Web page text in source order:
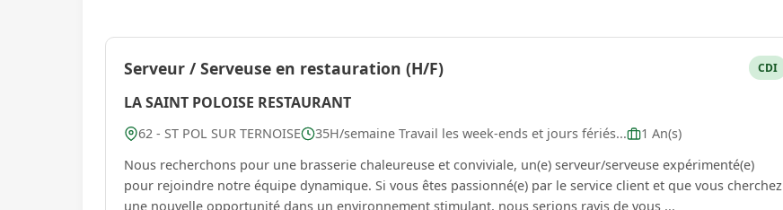
Serveur / Serveuse en restauration (H/F) CDI
LA SAINT POLOISE RESTAURANT
62 - ST POL SUR TERNOISE 35H/semaine Travail les week-ends et jours fériés...
1 An(s)
Nous recherchons pour une brasserie chaleureuse et conviviale, un(e) serveur/serveuse expérimenté(e)
pour rejoindre notre équipe dynamique. Si vous êtes passionné(e) par le service client et que vous cherchez
une nouvelle opportunité dans un environnement stimulant, nous serions ravis de vous ...